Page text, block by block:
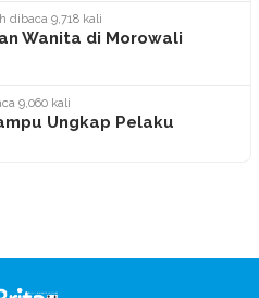
dibaca 9,718 kali
Wanita di Morowali
9,060 kali
Ungkap Pelaku